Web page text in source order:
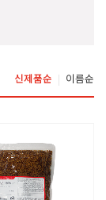
신제품순 이름순